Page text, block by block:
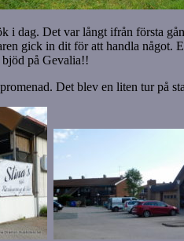
i dag. Det var långt ifrån första
gick in dit för att handla något.
på Gevalia!!
Det blev en liten tur på